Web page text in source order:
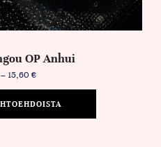
OP Anhui
– 15,60 €